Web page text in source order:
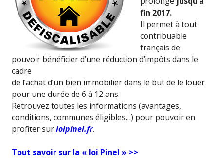
fin 2017.
Il permet à tout
contribuable
français de
pouvoir bénéficier d’une réduction d’impôts dans le
cadre
de l’achat d’un bien immobilier dans le but de le louer
pour une durée de 6 à 12 ans.
Retrouvez toutes les informations (avantages,
conditions, communes éligibles…) pour pouvoir en
profiter surloipinel.fr.
Tout savoir sur la « loi Pinel » >>